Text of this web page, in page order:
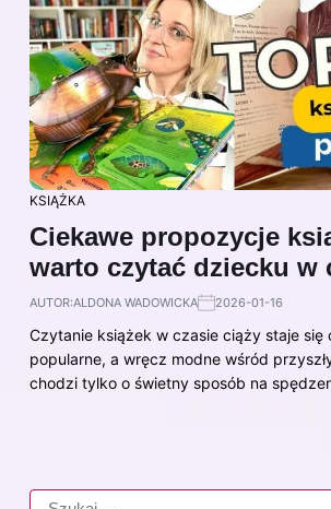
KSIĄŻKA
Ciekawe propozycje
warto czytać dziecku w
AUTOR:ALDONA WADOWICKA 2026-01-16
Czytanie książek w czasie ciąży staje się
popularne, a wręcz modne wśród
chodzi tylko o świetny sposób na